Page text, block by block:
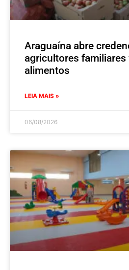
Araguaína abre
agricultores familiares
alimentos
LEIA MAIS »
06/08/2026